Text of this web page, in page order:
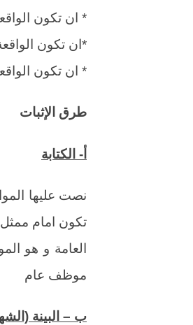
* ان تكون
*ان تكون
* ان تكون
طرق الإثبات
أ- الكتابة
تكون امام
العامة و هو
موظف عام
ب – البينة